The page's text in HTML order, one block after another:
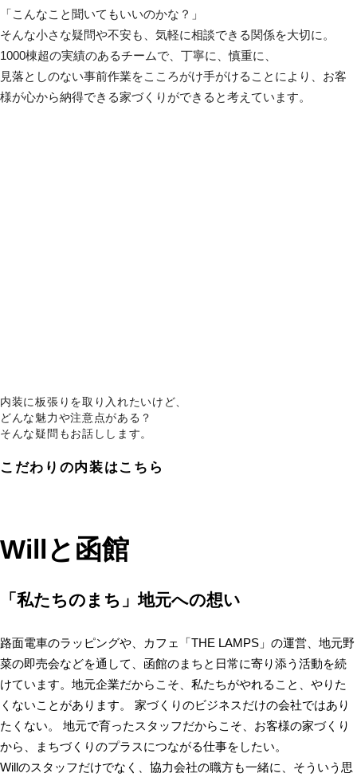
「こんなこと聞いてもいいのかな？」
そんな小さな疑問や不安も、気軽に相談できる関係を大切に。
1000棟超の実績のあるチームで、丁寧に、慎重に、
見落としのない事前作業をこころがけ手がけることにより、お客
様が心から納得できる家づくりができると考えています。
内装に板張りを取り入れたいけど、
どんな魅力や注意点がある？
そんな疑問もお話しします。
こだわりの内装はこちら
Willと函館
「私たちのまち」地元への想い
路面電車のラッピングや、カフェ「THE LAMPS」の運営、地元野
菜の即売会などを通して、函館のまちと日常に寄り添う活動を続
けています。地元企業だからこそ、私たちがやれること、やりた
くないことがあります。
家づくりのビジネスだけの会社ではあり
たくない。
地元で育ったスタッフだからこそ、お客様の家づくり
から、まちづくりのプラスにつながる仕事をしたい。
Willのスタッフだけでなく、協力会社の職方も一緒に、そういう思